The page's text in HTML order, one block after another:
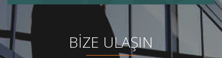
BİZE ULAŞIN